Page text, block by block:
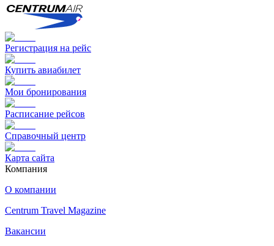
Регистрация на рейс
Купить авиабилет
Мои бронирования
Расписание рейсов
Справочный центр
Карта сайта
Компания
О компании
Centrum Travel Magazine
Вакансии